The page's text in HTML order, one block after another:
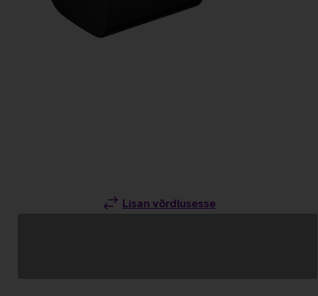
Lisan võrdlusesse